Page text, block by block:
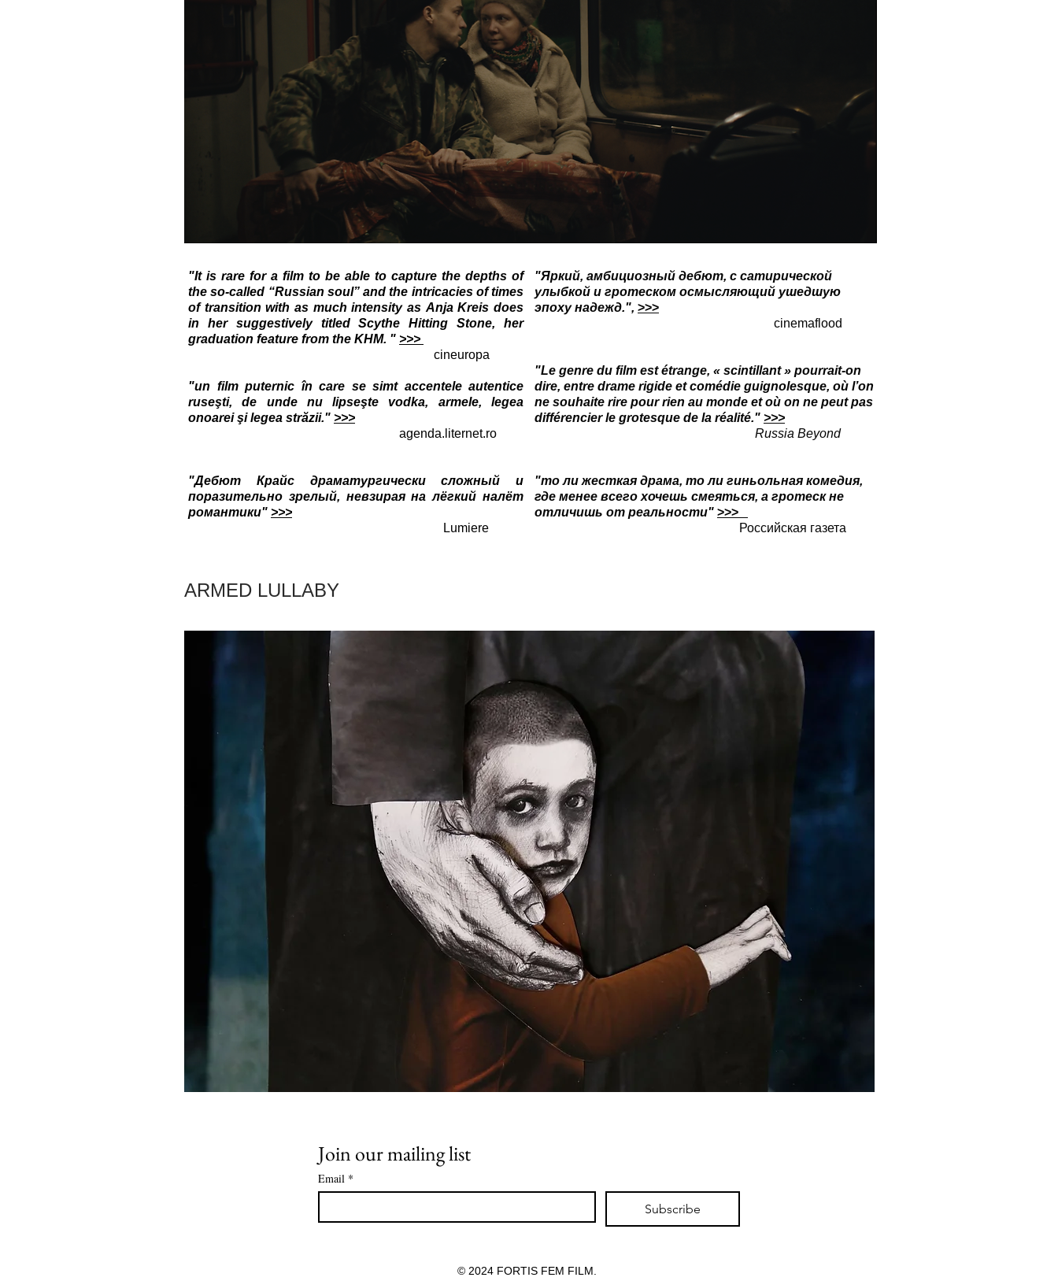
"Яркий, амбициозный дебют, с сатирической
улыбкой и гротеском осмысляющий ушедшую
эпоху надежд.", >>>
cinemaflood
"Le genre du film est étrange, « scintillant » pourrait-on
dire, entre drame rigide et comédie guignolesque, où l’on
ne souhaite rire pour rien au monde et où on ne peut pas
différencier le grotesque de la réalité." >>>
Russia Beyond
"то ли жесткая драма, то ли гиньольная комедия,
где менее всего хочешь смеяться, а гротеск не
отличишь от реальности" >>>
Российская газета
"It is rare for a film to be able to capture the depths of
the so-called “Russian soul” and the intricacies of times
of transition with as much intensity as Anja Kreis does
in her suggestively titledScythe Hitting Stone, her
graduation feature from the KHM. " >>>
cineuropa
"un film puternic în care se simt accentele autentice
ruseşti, de unde nu lipseşte vodka, armele, legea
onoarei şi legea străzii." >>>
agenda.liternet.ro
"Дебют Крайс драматургически сложный и
поразительно зрелый, невзирая на лёгкий налёт
романтики" >>>
Lumiere
ARMED LULLABY
Join our mailing list
Email *
Subscribe
© 2024 FORTIS FEM FILM.